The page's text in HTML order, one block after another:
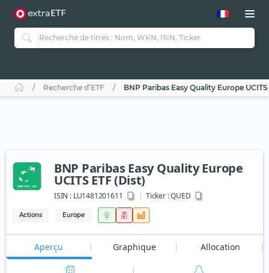
Recherche d’ETF BNP Paribas Easy Quality Europe
BNP Paribas Easy Quality Europe
UCITS ETF (Dist)
ISIN :LU1481201611 Ticker :QUED
Actions Europe
Aperçu Graphique Allocation